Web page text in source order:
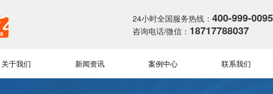
24小时全国服务热线： 400-999-0095
咨询电话/微信： 18717788037
关于我们 新闻资讯 案例中心 联系我们